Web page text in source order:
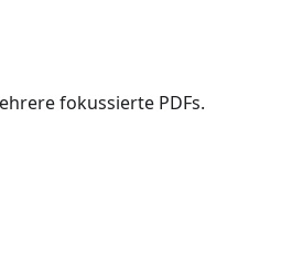
fokussierte PDFs.